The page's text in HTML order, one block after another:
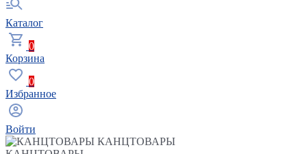
Каталог
0
Корзина
0
Избранное
Войти
КАНЦТОВАРЫ